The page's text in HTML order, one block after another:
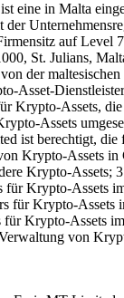
eine in Malta
auf Level
St. Julians,
der
Asset-
Krypto-Assets,
Assets
ist berechtigt, die
Krypto-Assets in
Krypto-Assets;
für Krypto-Assets
für Krypto-Assets
für Krypto-Assets
von